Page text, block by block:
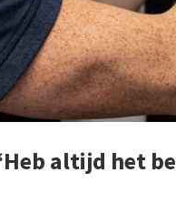
altijd het